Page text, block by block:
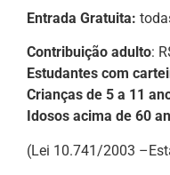
Entrada Gratuita:
Contribuição adulto:
Estudantes com
Crianças de 5 a 11
Idosos acima de 60
(Lei 10.741/2003